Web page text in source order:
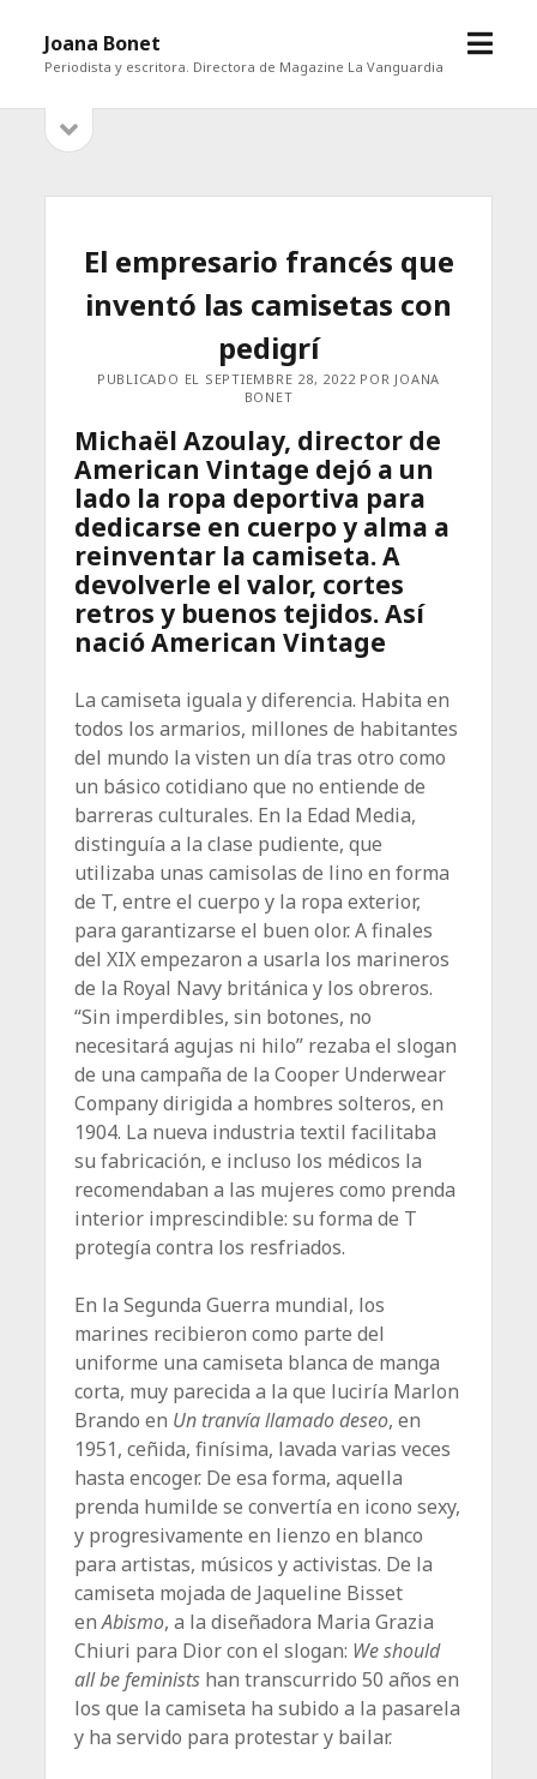
Joana Bonet
Periodista y escritora. Directora de Magazine La Vanguardia
abrir
Barrabarra
El empresario francés que
inventó las camisetas con
pedigrí
PUBLICADO EL SEPTIEMBRE 28, 2022 POR JOANA
BONET
Michaël Azoulay, director de
American Vintage dejó a un
lado la ropa deportiva para
dedicarse en cuerpo y alma a
reinventar la camiseta. A
devolverle el valor, cortes
retros y buenos tejidos. Así
nació American Vintage
La camiseta iguala y diferencia. Habita en
todos los armarios, millones de habitantes
del mundo la visten un día tras otro como
un básico cotidiano que no entiende de
barreras culturales. En la Edad Media,
distinguía a la clase pudiente, que
utilizaba unas camisolas de lino en forma
de T, entre el cuerpo y la ropa exterior,
para garantizarse el buen olor. A finales
del XIX empezaron a usarla los marineros
de la Royal Navy británica y los obreros.
“Sin imperdibles, sin botones, no
necesitará agujas ni hilo” rezaba el slogan
de una campaña de la Cooper Underwear
Company dirigida a hombres solteros, en
1904. La nueva industria textil facilitaba
su fabricación, e incluso los médicos la
recomendaban a las mujeres como prenda
interior imprescindible: su forma de T
protegía contra los resfriados.
En la Segunda Guerra mundial, los
marines recibieron como parte del
uniforme una camiseta blanca de manga
corta, muy parecida a la que luciría Marlon
Brando en Un tranvía llamado deseo, en
1951, ceñida, finísima, lavada varias veces
hasta encoger. De esa forma, aquella
prenda humilde se convertía en icono sexy,
y progresivamente en lienzo en blanco
para artistas, músicos y activistas. De la
camiseta mojada de Jaqueline Bisset
enAbismo, a la diseñadora Maria Grazia
Chiuri para Dior con el slogan: We should
all be feminists han transcurrido 50 años en
los que la camiseta ha subido a la pasarela
y ha servido para protestar y bailar.